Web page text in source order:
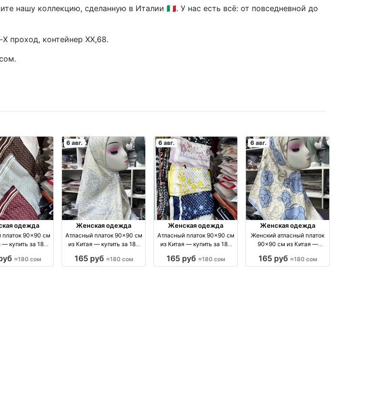
нашу коллекцию, сделанную в Италии 🇮🇹. У нас есть всё: от повседневной до
проход, контейнер XX,68.
одежда
платок 90×90 см
— купить за 180
≈180 сом
6 авг.
Женская одежда
Атласный платок 90×90 см
из Китая — купить за 180
165 руб ≈180 сом
6 авг.
Женская одежда
Атласный платок 90×90 см
из Китая — купить за 180
165 руб ≈180 сом
6 авг.
Женская одежда
Женский атласный платок
90×90 см из Китая —
производство Китай
165 руб ≈180 сом